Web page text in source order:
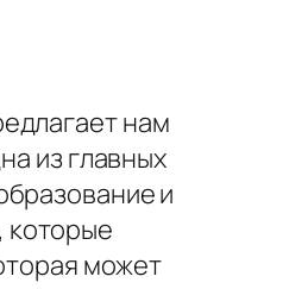
нам
из главных
и
которые
может